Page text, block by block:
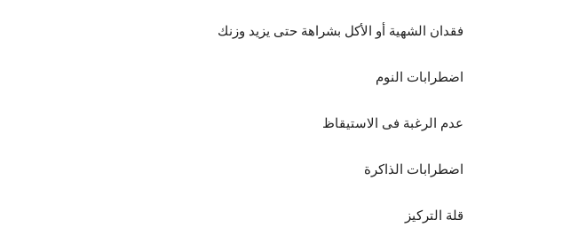
فقدان الشهية أو الأكل بشراهة حتى يزيد وزنك
اضطرابات النوم
عدم الرغبة فى الاستيقاظ
اضطرابات الذاكرة
قلة التركيز